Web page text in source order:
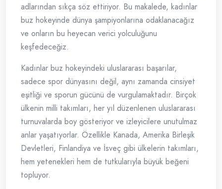
adlarından sıkça söz ettiriyor. Bu makalede, kadınlar
buz hokeyinde dünya şampiyonlarına odaklanacağız
ve onların bu heyecan verici yolculuğunu
keşfedeceğiz.
Kadınlar buz hokeyindeki uluslararası başarılar,
sadece spor dünyasını değil, aynı zamanda cinsiyet
eşitliği ve sporun gücünü de vurgulamaktadır. Birçok
ülkenin milli takımları, her yıl düzenlenen uluslararası
turnuvalarda boy gösteriyor ve izleyicilere unutulmaz
anlar yaşatıyorlar. Özellikle Kanada, Amerika Birleşik
Devletleri, Finlandiya ve İsveç gibi ülkelerin takımları,
hem yetenekleri hem de tutkularıyla büyük beğeni
topluyor.